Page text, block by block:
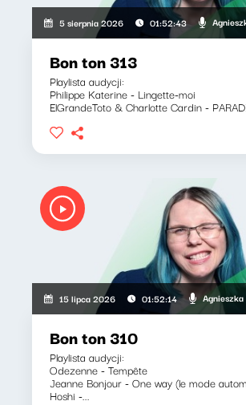
5 sierpnia 2026 01:52:43
Bon ton 313
Playlista audycji:
Philippe Katerine - Lingette-moi
ElGrandeToto & Charlotte Cardin -
15 lipca 2026 01:52:14
Bon ton 310
Playlista audycji:
Odezenne - Tempête
Jeanne Bonjour - One way (le mode
Hoshi -...